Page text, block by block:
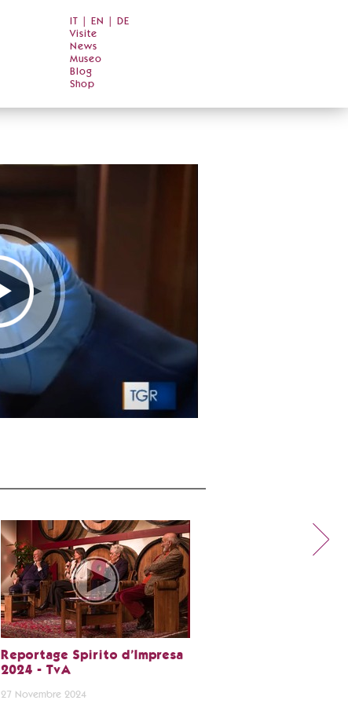
IT EN
DE
Visite
News
Museo
Blog
Shop
Reportage Spirito d’Impresa
2024 - TvA
27 Novembre 2024